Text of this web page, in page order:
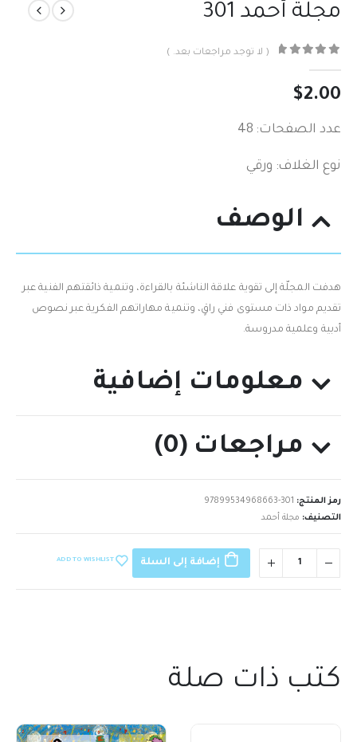
مجلة أحمد 301
( لا توجد مراجعات بعد. )
$2.00
عدد الصفحات: 48
نوع الغلاف: ورقي
الوصف
هدفت المجلّة إلى تقوية علاقة الناشئة بالقراءة، وتنمية ذائقتهم الفنية عبر
تقديم مواد ذات مستوى فني راقٍ، وتنمية مهاراتهم الفكرية عبر نصوص
أدبية وعلمية مدروسة.
معلومات إضافية
مراجعات (0)
رمز المنتج: 97899534968663-301
التصنيف: مجلة أحمد
إضافة إلى السلة ADD TO WISHLIST
كتب ذات صلة